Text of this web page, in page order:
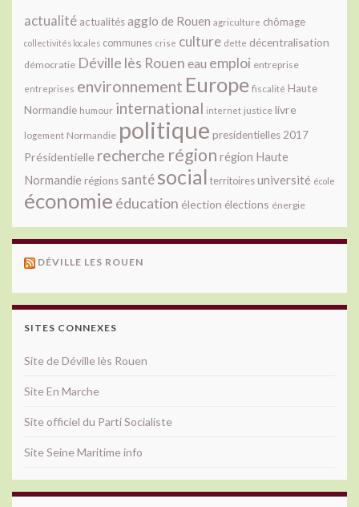
actualité actualitésagglo de Rouen agriculture chômage
collectivités locales communes crise culture dette décentralisation
démocratie Déville lès Rouen eau emploi entreprise
entreprises environnement Europe fiscalité Haute
Normandie humour international internet justice livre
logement Normandie politique presidentielles 2017
Présidentielle recherche région région Haute
Normandie régions santésocial territoiresuniversité école
économie éducation élection élections énergie
DÉVILLE LES ROUEN
SITES CONNEXES
Site de Déville lès Rouen
Site En Marche
Site officiel du Parti Socialiste
Site Seine Maritime info